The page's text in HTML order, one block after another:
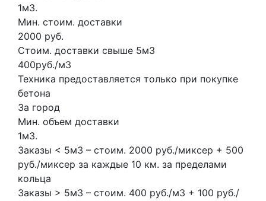
1м3.
Мин. стоим. доставки
2000 руб.
Стоим. доставки свыше 5м3
400руб./м3
Техника предоставляется только при покупке
бетона
За город
Мин. объем доставки
1м3.
Заказы < 5м3 – стоим. 2000 руб./миксер + 500
руб./миксер за каждые 10 км. за пределами
кольца
Заказы > 5м3 – стоим. 400 руб./м3 + 100 руб./